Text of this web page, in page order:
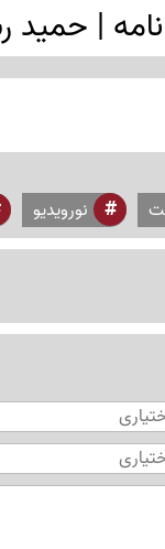
| حمید
نورویدیو